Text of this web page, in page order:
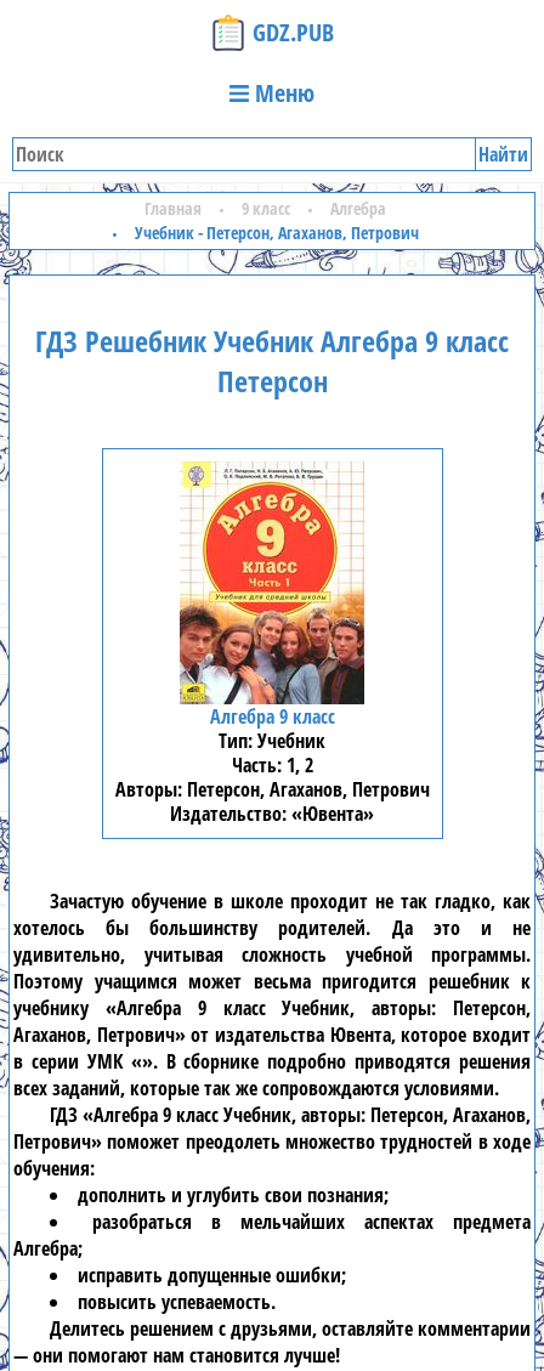
GDZ.PUB
Меню
Найти
Главная 9 класс
Алгебра
Учебник - Петерсон, Агаханов, Петрович
ГДЗ Решебник Учебник Алгебра 9 класс
Петерсон
Алгебра 9 класс
Учебник
1, 2
Петерсон, Агаханов, Петрович
«Ювента»
Зачастую обучение в школе проходит не так гладко, как
хотелось бы большинству родителей. Да это и не
удивительно, учитывая сложность учебной программы.
Поэтому учащимся может весьма пригодится решебник к
учебнику «Алгебра 9 класс Учебник, авторы: Петерсон,
Агаханов, Петрович» от издательства Ювента, которое входит
в серии УМК «». В сборнике подробно приводятся решения
всех заданий, которые так же сопровождаются условиями.
ГДЗ «Алгебра 9 класс Учебник, авторы: Петерсон, Агаханов,
Петрович» поможет преодолеть множество трудностей в ходе
обучения:
дополнить и углубить свои познания;
разобраться в мельчайших аспектах предмета
Алгебра;
исправить допущенные ошибки;
повысить успеваемость.
Делитесь решением с друзьями, оставляйте комментарии
— они помогают нам становится лучше!